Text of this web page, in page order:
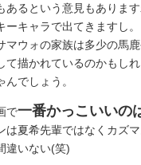
あるという意見もありま
ーキャラで出てきますし。
ウォの家族は多少の馬
て描かれているのかもし
んでしょう。
で一番かっこいいの
夏希先輩ではなくカズマ
違いない(笑)